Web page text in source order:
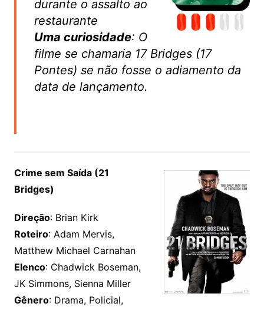
durante o assalto ao
restaurante
Uma curiosidade: O
filme se chamaria 17 Bridges (17
Pontes) se não fosse o adiamento da
data de lançamento.
Crime sem Saída (21
Bridges)
Direção: Brian Kirk
Roteiro: Adam Mervis,
Matthew Michael Carnahan
Elenco: Chadwick Boseman,
JK Simmons, Sienna Miller
Gênero: Drama, Policial,